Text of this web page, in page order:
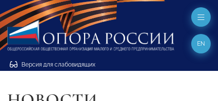
Версия для слабовидящих
EN